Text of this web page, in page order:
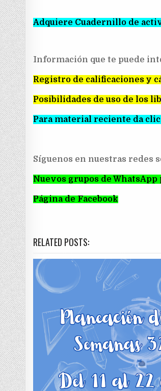
Adquiere Cuadernillo de
Información que te puede
Registro de calificaciones y
Posibilidades de uso de los
Para material reciente da
Síguenos en nuestras redes
Nuevos grupos de WhatsApp
Página de Facebook
RELATED POSTS: